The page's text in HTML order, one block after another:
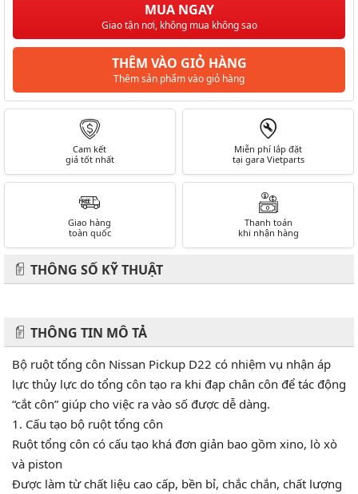
MUA NGAY
Giao tận nơi, không mua không sao
THÊM VÀO GIỎ HÀNG
Thêm sản phẩm vào giỏ hàng
Cam kết
giá tốt nhất
Miễn phí lắp đặt
tại gara Vietparts
Giao hàng
toàn quốc
Thanh toán
khi nhận hàng
THÔNG SỐ KỸ THUẬT
THÔNG TIN MÔ TẢ
Bộ ruột tổng côn Nissan Pickup D22 có nhiệm vụ nhận áp
lực thủy lực do tổng côn tạo ra khi đạp chân côn để tác động
“cắt côn” giúp cho việc ra vào số được dễ dàng.
1. Cấu tạo bộ ruột tổng côn
Ruột tổng côn có cấu tạo khá đơn giản bao gồm xino, lò xò
và piston
Được làm từ chất liệu cao cấp, bền bỉ, chắc chắn, chất lượng